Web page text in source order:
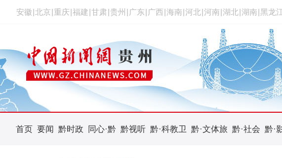
安徽 北京 重庆 福建 甘肃 贵州 广东 广西 海南 河北 河南 湖北 湖南 黑龙
首页 要闻 黔时政 同心·黔 黔视听 黔·科教卫 黔·文体旅 黔·社会 黔·